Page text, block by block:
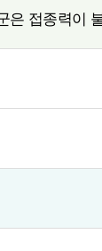
은 접종력이